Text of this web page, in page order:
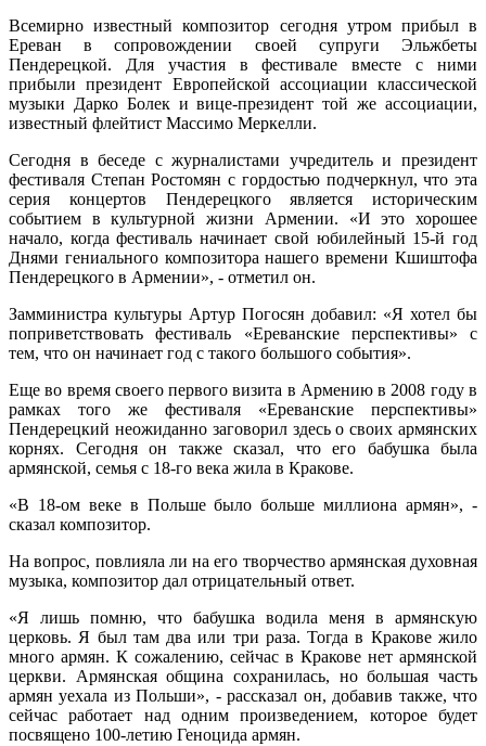
Всемирно известный композитор сегодня утром прибыл в
Ереван в сопровождении своей супруги Эльжбеты
Пендерецкой. Для участия в фестивале вместе с ними
прибыли президент Европейской ассоциации классической
музыки Дарко Болек и вице-президент той же ассоциации,
известный флейтист Массимо Меркелли.
Сегодня в беседе с журналистами учредитель и президент
фестиваля Степан Ростомян с гордостью подчеркнул, что эта
серия концертов Пендерецкого является историческим
событием в культурной жизни Армении. «И это хорошее
начало, когда фестиваль начинает свой юбилейный 15-й год
Днями гениального композитора нашего времени Кшиштофа
Пендерецкого в Армении», - отметил он.
Замминистра культуры Артур Погосян добавил: «Я хотел бы
поприветствовать фестиваль «Ереванские перспективы» с
тем, что он начинает год с такого большого события».
Еще во время своего первого визита в Армению в 2008 году в
рамках того же фестиваля «Ереванские перспективы»
Пендерецкий неожиданно заговорил здесь о своих армянских
корнях. Сегодня он также сказал, что его бабушка была
армянской, семья с 18-го века жила в Кракове.
«В 18-ом веке в Польше было больше миллиона армян», -
сказал композитор.
На вопрос, повлияла ли на его творчество армянская духовная
музыка, композитор дал отрицательный ответ.
«Я лишь помню, что бабушка водила меня в армянскую
церковь. Я был там два или три раза. Тогда в Кракове жило
много армян. К сожалению, сейчас в Кракове нет армянской
церкви. Армянская община сохранилась, но большая часть
армян уехала из Польши», - рассказал он, добавив также, что
сейчас работает над одним произведением, которое будет
посвящено 100-летию Геноцида армян.